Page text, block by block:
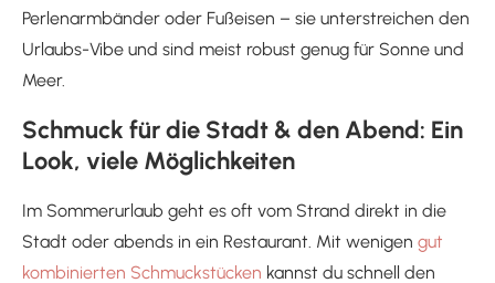
Perlenarmbänder oder Fußeisen – sie unterstreichen den
Urlaubs-Vibe und sind meist robust genug für Sonne und
Meer.
Schmuck für die Stadt & den Abend: Ein
Look, viele Möglichkeiten
Im Sommerurlaub geht es oft vom Strand direkt in die
Stadt oder abends in ein Restaurant. Mit wenigen gut
kombinierten Schmuckstücken kannst du schnell den